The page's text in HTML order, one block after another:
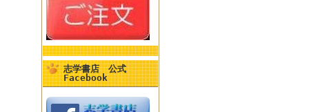
志学書店 公式
Facebook